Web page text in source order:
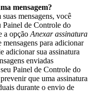
mensagem?
mensagens, você
Painel de Controle do
a opção Anexar assinatura
mensagens para adicionar
adicionar sua assinatura
enviadas
Painel de Controle do
que uma assinatura
durante o envio de